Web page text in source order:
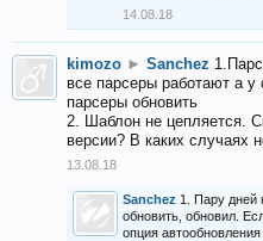
14.08.18
kimozo ► Sanchez
все парсеры работают а у
парсеры обновить
2. Шаблон не цепляется.
версии? В каких случаях
13.08.18
Sanchez 1. Пару дней
обновить, обновил.
опция